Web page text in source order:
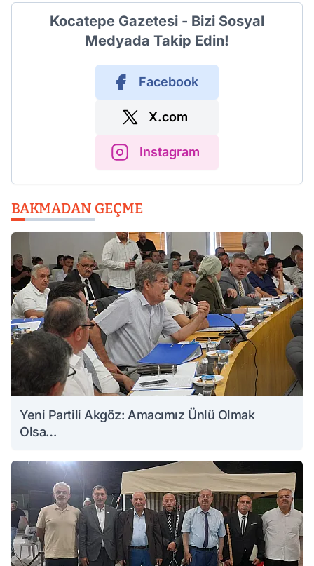
Kocatepe Gazetesi - Bizi Sosyal
Medyada Takip Edin!
Facebook
X.com
Instagram
BAKMADAN GEÇME
Yeni Partili Akgöz: Amacımız Ünlü Olmak
Olsa…